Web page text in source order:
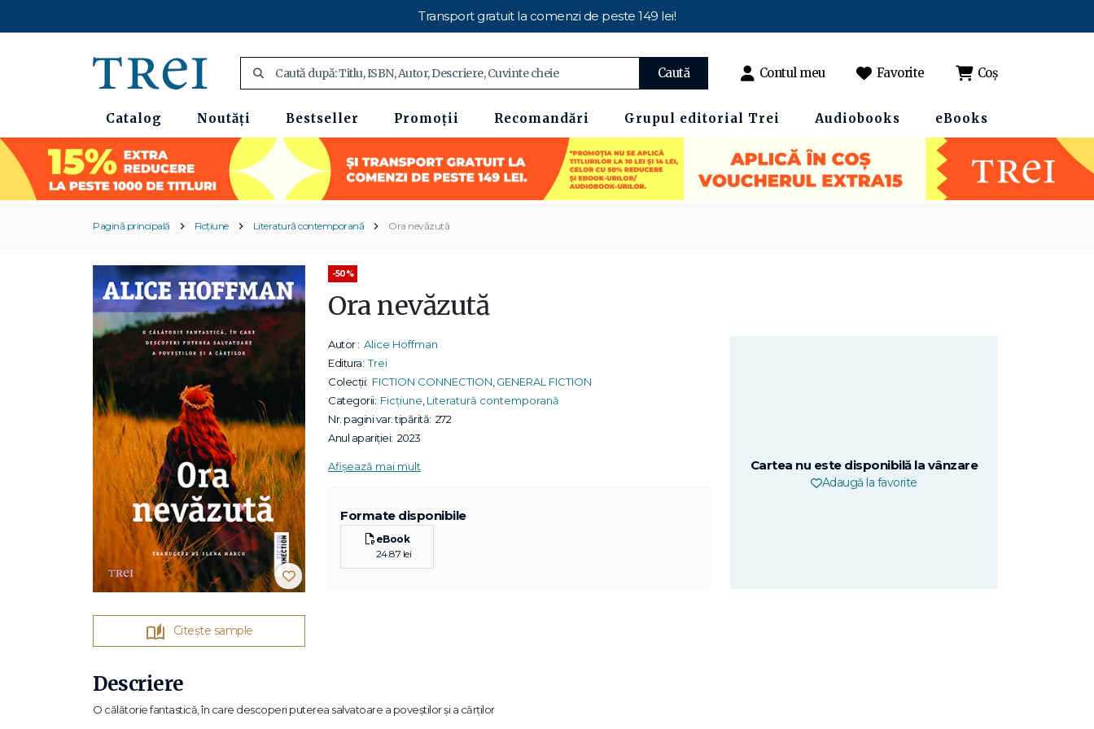
Transport gratuit la comenzi de peste 149 lei!
Caută Contul meu Favorite Coș
Catalog Noutăți Bestseller Promoții Recomandări Grupul editorial Trei Audiobooks eBooks
Pagină principală Ficțiune Literatură contemporană Ora nevăzută
Citește sample
-50%
Ora nevăzută
Autor : Alice Hoffman
Editura: Trei
Colecții: FICTION CONNECTION GENERAL FICTION
Categorii: Ficțiune Literatură contemporană
Nr. pagini var. tipărită: 272
Anul apariției: 2023
Afișează mai mult
Formate disponibile
eBook
24.87 lei
Cartea nu este disponibilă la vânzare
Adaugă la favorite
Descriere
O călătorie fantastică, în care descoperi puterea salvatoare a poveștilor și a cărților